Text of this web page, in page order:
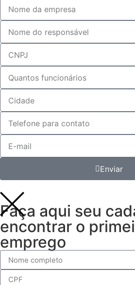
Enviar
Faça aqui seu
encontrar o
emprego